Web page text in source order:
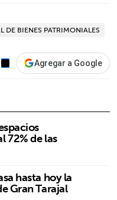
BIENES PATRIMONIALES
Agregar a Google
72% de las
hasta hoy la
Gran Tarajal